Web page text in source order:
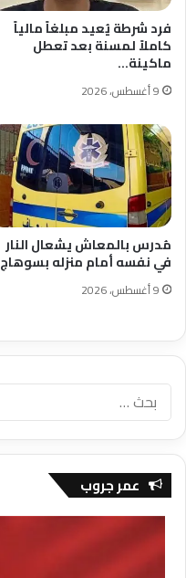
فرد شرطة يُعيد مبلغاً مالياً
كاملاً لمسنة بعد تعطل
ماكينة…
9 أغسطس، 2026
مُدرس بالمعاش يشعال النار
في نفسه أمام منزله بسوهاج
9 أغسطس، 2026
عمر جروب